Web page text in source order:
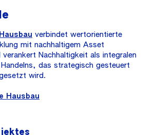
verbindet wertorientierte
mit nachhaltigem Asset
verankert Nachhaltigkeit als integralen
das strategisch gesteuert
wird.